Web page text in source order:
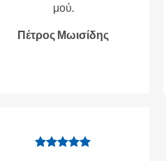
μού.
Πέτρος Μωισίδης